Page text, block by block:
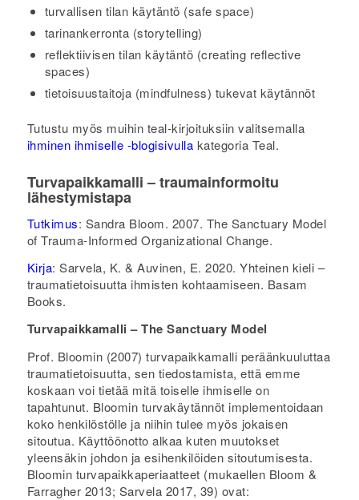
turvallisen tilan käytäntö (safe space)
tarinankerronta (storytelling)
reflektiivisen tilan käytäntö (creating reflective
spaces)
tietoisuustaitoja (mindfulness) tukevat käytännöt
Tutustu myös muihin teal-kirjoituksiin valitsemalla
ihminen ihmiselle -blogisivulla kategoria Teal.
Turvapaikkamalli – traumainformoitu
lähestymistapa
Tutkimus: Sandra Bloom. 2007. The Sanctuary Model
of Trauma-Informed Organizational Change.
Kirja: Sarvela, K. & Auvinen, E. 2020. Yhteinen kieli –
traumatietoisuutta ihmisten kohtaamiseen. Basam
Books.
Turvapaikkamalli – The Sanctuary Model
Prof. Bloomin (2007) turvapaikkamalli peräänkuuluttaa
traumatietoisuutta, sen tiedostamista, että emme
koskaan voi tietää mitä toiselle ihmiselle on
tapahtunut. Bloomin turvakäytännöt implementoidaan
koko henkilöstölle ja niihin tulee myös jokaisen
sitoutua. Käyttöönotto alkaa kuten muutokset
yleensäkin johdon ja esihenkilöiden sitoutumisesta.
Bloomin turvapaikkaperiaatteet (mukaellen Bloom &
Farragher 2013; Sarvela 2017, 39) ovat: